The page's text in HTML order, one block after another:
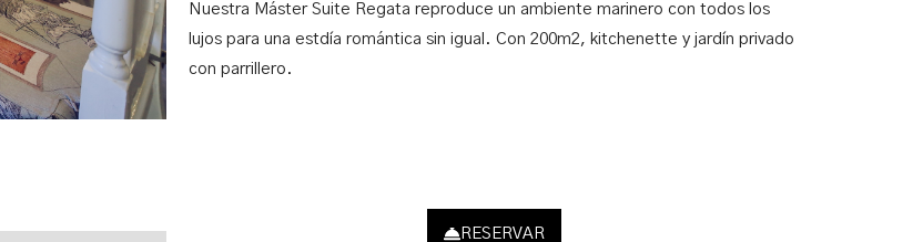
Nuestra Máster Suite Regata reproduce un ambiente marinero con todos los
lujos para una estdía romántica sin igual. Con 200m2, kitchenette y jardín privado
con parrillero.
RESERVAR